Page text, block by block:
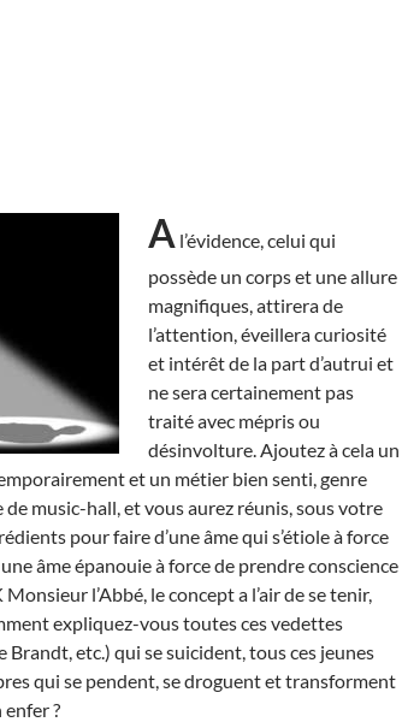
A l’évidence, celui qui
possède un corps et une allure
magnifiques, attirera de
l’attention, éveillera curiosité
et intérêt de la part d’autrui et
ne sera certainement pas
traité avec mépris ou
désinvolture. Ajoutez à cela un
et un métier bien senti, genre
music-hall, et vous aurez réunis, sous votre
pour faire d’une âme qui s’étiole à force
âme épanouie à force de prendre conscience
l’Abbé, le concept a l’air de se tenir,
expliquez-vous toutes ces vedettes
Brandt, etc.) qui se suicident, tous ces jeunes
qui se pendent, se droguent et transforment
enfer ?